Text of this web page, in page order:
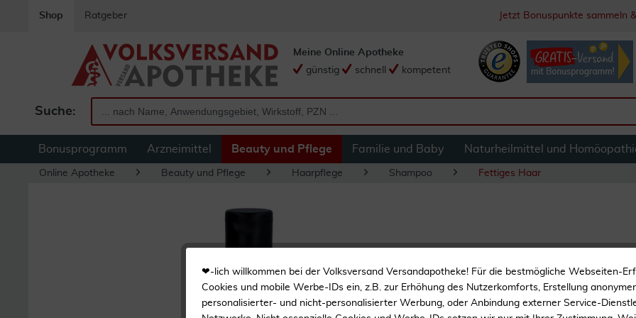
Shop Ratgeber Jetzt Bonuspunkte sammeln
Suche:
Meine Online Apotheke
günstig
schnell kompetent
Bonusprogramm Arzneimittel Beauty und Pflege Familie und Baby Naturheilmittel und
Online Apotheke Beauty und Pflege Haarpflege Shampoo Fettiges Haar
Phyto Panama
Mildes Shampoo
❤-lich willkommen bei der Volksversand Versandapotheke! Für die bestmögliche Webseiten-
Cookies und mobile Werbe-IDs ein, z.B. zur Erhöhung des Nutzerkomforts, Erstellung
personalisierter- und nicht-personalisierter Werbung, oder Anbindung externer Service-